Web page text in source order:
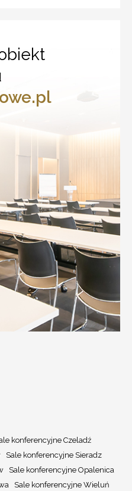
konferencyjne Czeladź
Sale konferencyjne Sieradz
Sale konferencyjne Opalenica
Sale konferencyjne Wieluń